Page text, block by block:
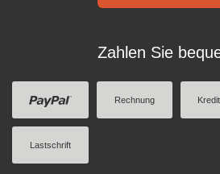
Zahlen Sie
Rechnung
Lastschrift